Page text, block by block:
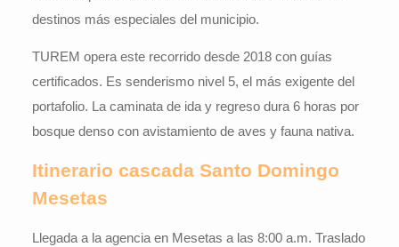
destinos más especiales del municipio.
TUREM opera este recorrido desde 2018 con guías
certificados. Es senderismo nivel 5, el más exigente del
portafolio. La caminata de ida y regreso dura 6 horas por
bosque denso con avistamiento de aves y fauna nativa.
Itinerario cascada Santo Domingo
Mesetas
Llegada a la agencia en Mesetas a las 8:00 a.m. Traslado